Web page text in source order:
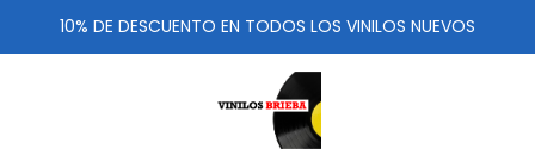
10% DE DESCUENTO EN TODOS LOS VINILOS NUEVOS